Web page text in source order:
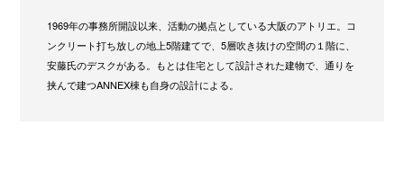
1969年の事務所開設以来、活動の拠点としている大阪のアトリエ。コ
ンクリート打ち放しの地上5階建てで、5層吹き抜けの空間の１階に、
安藤氏のデスクがある。もとは住宅として設計された建物で、通りを
挟んで建つANNEX棟も自身の設計による。